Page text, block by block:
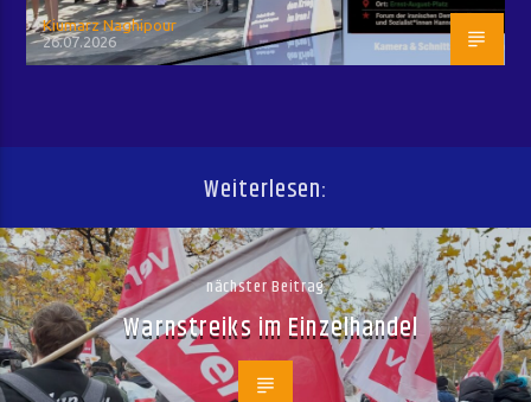
Kiumarz Naghipour
26.07.2026
Weiterlesen:
nächster Beitrag
Warnstreiks im Einzelhandel